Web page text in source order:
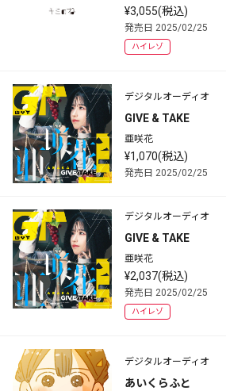
¥3,055(税込)
発売日 2025/02/25
ハイレゾ
デジタルオーディオ
GIVE & TAKE
亜咲花
¥1,070(税込)
発売日 2025/02/25
デジタルオーディオ
GIVE & TAKE
亜咲花
¥2,037(税込)
発売日 2025/02/25
ハイレゾ
デジタルオーディオ
あいくらふと